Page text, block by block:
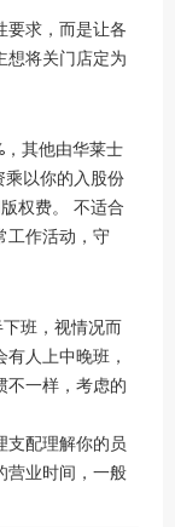
要求，而是让各
想将关门店定为
其他由华莱士
以你的入股份
权费。 不适合
工作活动，守
班，视情况而
人上中晚班，
不一样，考虑的
支配理解你的员
营业时间，一般